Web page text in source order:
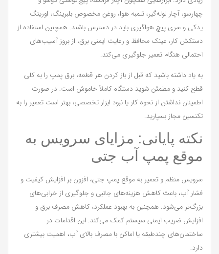
چهارسو، آچار لوله‌گیر، تلمبه هوا، روغن مخصوص بلبرینگ، اورینگ
یدکی و سری پیچ هواگیری باید در دسترس باشند. همچنین استفاده از
دستکش کار، عینک محافظ و رعایت ایمنی برق، از بروز آسیب‌های
احتمالی هنگام تعمیر جلوگیری می‌کند.
به یاد داشته باشید که قبل از باز کردن هر قطعه، برق پمپ را به کلی
قطع کنید و مطمئن شوید دستگاه کاملاً خاموش است. در صورت
اطمینان نداشتن از نحوه کار یا نبود ابزار تخصصی، بهتر است تعمیر را به
تکنسین مجاز بسپارید.
نکته پایانی: مزایای سرویس به
موقع پمپ آب جتی
سرویس منظم و تعمیر به موقع پمپ جتی، افزون بر افزایش کیفیت و
فشار آب، باعث کاهش هزینه‌های جانبی و جلوگیری از خرابی‌های
بزرگ‌تر می‌شود. همچنین به بهبود عملکرد، کاهش مصرف برق و
افزایش ضریب ایمنی سیستم کمک می‌کند. این اقدامات در
ساختمان‌های چندطبقه یا اماکن با مصرف بالای آب، اهمیت بیشتری
دارد.